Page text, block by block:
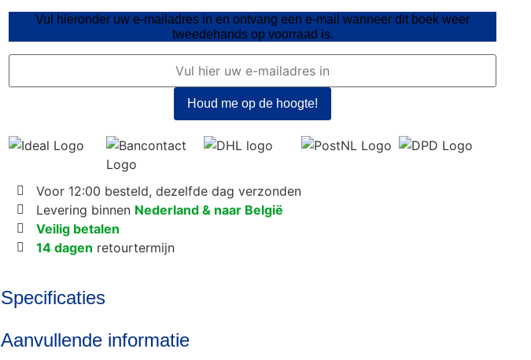
Vul hieronder uw e-mailadres in en ontvang een e-mail wanneer dit boek weer
tweedehands op voorraad is.
Houd me op de hoogte!
Voor 12:00 besteld, dezelfde dag verzonden
Levering binnen Nederland & naar België
Veilig betalen
14 dagen retourtermijn
Specificaties
Aanvullende informatie